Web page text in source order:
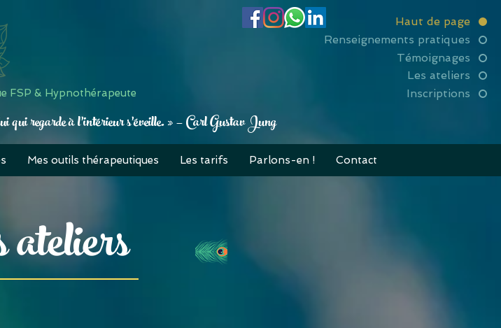
FSP & Hypnothérapeute
qui regarde à l’intérieur s’éveille. » — Carl Gustav Jung
Haut de page
Renseignements pratiques
Témoignages
Les ateliers
Inscriptions
Mes outils thérapeutiques Les tarifs Parlons-en ! Contact